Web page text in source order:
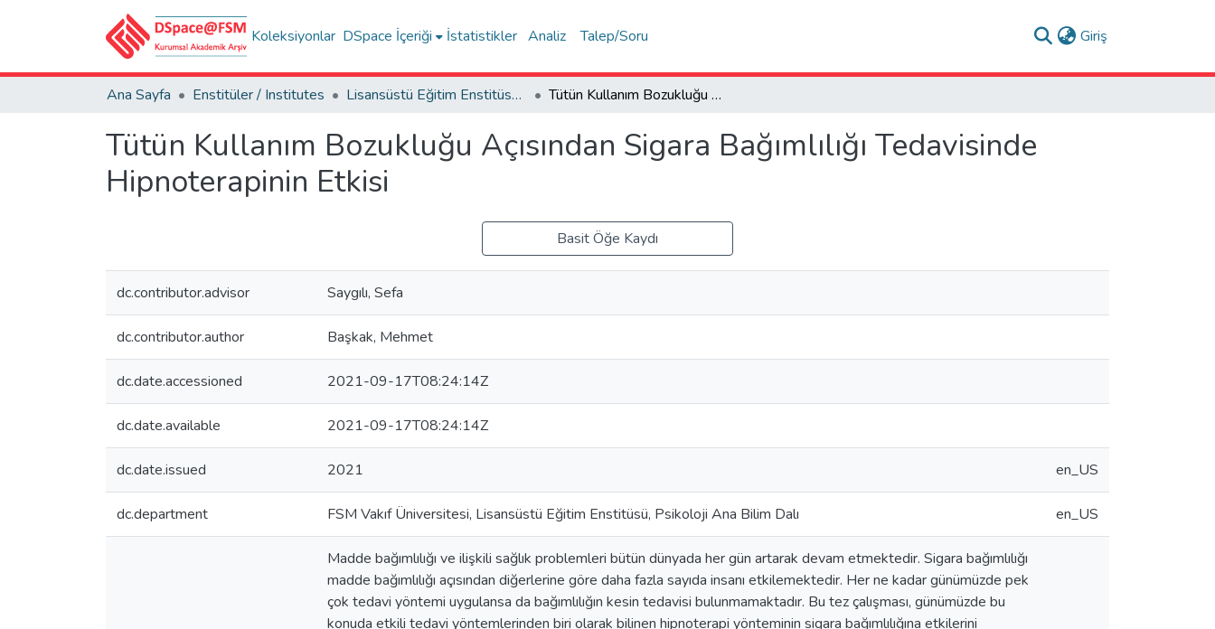
Koleksiyonlar DSpace İçeriği İstatistikler Analiz Talep/Soru Giriş
Ana Sayfa Enstitüler / Institutes Lisansüstü Eğitim Enstitüsü Tez Koleksiyonu Tütün Kullanım Bozukluğu Açısından Sigara Bağımlılığı Tedavisinde Hipnoterapinin Etkisi
Tütün Kullanım Bozukluğu Açısından Sigara Bağımlılığı Tedavisinde
Hipnoterapinin Etkisi
Basit Öğe Kaydı
dc.contributor.advisor Saygılı, Sefa
dc.contributor.author Başkak, Mehmet
dc.date.accessioned 2021-09-17T08:24:14Z
dc.date.available 2021-09-17T08:24:14Z
dc.date.issued 2021 en_US
dc.department FSM Vakıf Üniversitesi, Lisansüstü Eğitim Enstitüsü, Psikoloji Ana Bilim Dalı en_US
Madde bağımlılığı ve ilişkili sağlık problemleri bütün dünyada her gün artarak devam etmektedir. Sigara bağımlılığı
madde bağımlılığı açısından diğerlerine göre daha fazla sayıda insanı etkilemektedir. Her ne kadar günümüzde pek
çok tedavi yöntemi uygulansa da bağımlılığın kesin tedavisi bulunmamaktadır. Bu tez çalışması, günümüzde bu
konuda etkili tedavi yöntemlerinden biri olarak bilinen hipnoterapi yönteminin sigara bağımlılığına etkilerini